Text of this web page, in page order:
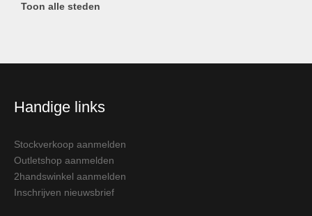
Toon alle steden
Handige links
Stockverkoop aanmelden
Outletshop aanmelden
2handswinkel aanmelden
Inschrijven nieuwsbrief